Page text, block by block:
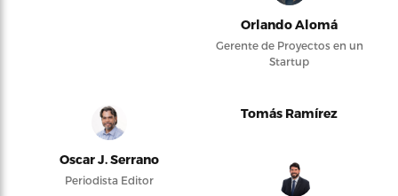
Orlando Alomá
Gerente de Proyectos en un
Startup
Oscar J. Serrano
Periodista Editor
Tomás Ramírez